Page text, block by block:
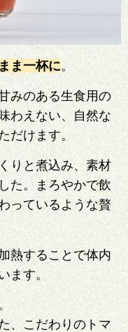
ま一杯に。
みのある生食用の
わえない、自然な
だけます。
りと煮込み、素材
た。まろやかで飲
っているような贅
熱することで体内
ます。
、こだわりのトマ